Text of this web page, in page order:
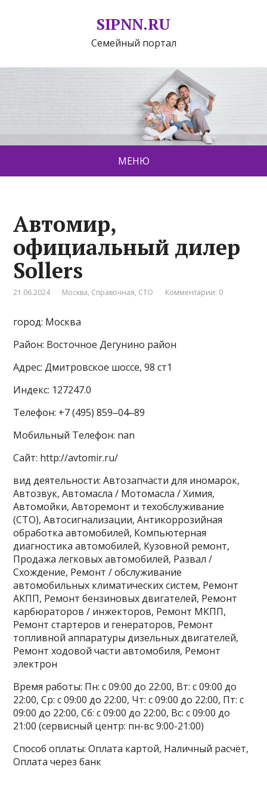
SIPNN.RU
Семейный портал
МЕНЮ
Автомир,
официальный дилер
Sollers
21.06.2024 Москва, Справочная, СТО Комментарии: 0
город: Москва
Район: Восточное Дегунино район
Адрес: Дмитровское шоссе, 98 ст1
Индекс: 127247.0
Телефон: +7 (495) 859‒04‒89
Мобильный Телефон: nan
Сайт: http://avtomir.ru/
вид деятельности: Автозапчасти для иномарок,
Автозвук, Автомасла / Мотомасла / Химия,
Автомойки, Авторемонт и техобслуживание
(СТО), Автосигнализации, Антикоррозийная
обработка автомобилей, Компьютерная
диагностика автомобилей, Кузовной ремонт,
Продажа легковых автомобилей, Развал /
Схождение, Ремонт / обслуживание
автомобильных климатических систем, Ремонт
АКПП, Ремонт бензиновых двигателей, Ремонт
карбюраторов / инжекторов, Ремонт МКПП,
Ремонт стартеров и генераторов, Ремонт
топливной аппаратуры дизельных двигателей,
Ремонт ходовой части автомобиля, Ремонт
электрон
Время работы: Пн: с 09:00 до 22:00, Вт: с 09:00 до
22:00, Ср: с 09:00 до 22:00, Чт: с 09:00 до 22:00, Пт: с
09:00 до 22:00, Сб: с 09:00 до 22:00, Вс: с 09:00 до
21:00 (сервисный центр: пн-вс 9:00-21:00)
Способ оплаты: Оплата картой, Наличный расчёт,
Оплата через банк